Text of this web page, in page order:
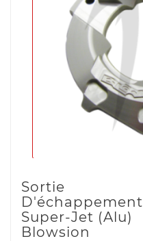
Sortie
D'échappement
Super-Jet (alu)
Blowsion